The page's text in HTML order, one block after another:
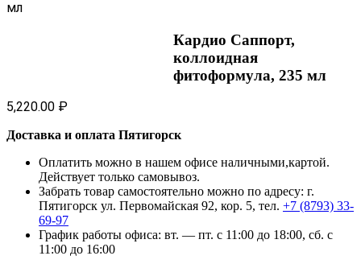
мл
Кардио Саппорт,
коллоидная
фитоформула, 235 мл
5,220.00 ₽
Доставка и оплата Пятигорск
Оплатить можно в нашем офисе наличными,картой.
Действует только самовывоз.
Забрать товар самостоятельно можно по адресу: г.
Пятигорск ул. Первомайская 92, кор. 5, тел. +7 (8793) 33-
69-97
График работы офиса: вт. — пт. с 11:00 до 18:00, сб. с
11:00 до 16:00